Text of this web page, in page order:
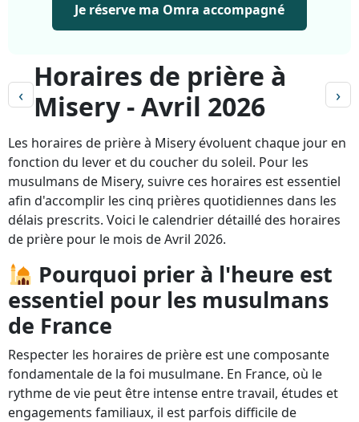
Je réserve ma Omra accompagné
‹
Horaires de prière à
Misery - Avril 2026
›
Les horaires de prière à Misery évoluent chaque jour en
fonction du lever et du coucher du soleil. Pour les
musulmans de Misery, suivre ces horaires est essentiel
afin d'accomplir les cinq prières quotidiennes dans les
délais prescrits. Voici le calendrier détaillé des horaires
de prière pour le mois de Avril 2026.
Pourquoi prier à l'heure est
essentiel pour les musulmans
de France
Respecter les horaires de prière est une composante
fondamentale de la foi musulmane. En France, où le
rythme de vie peut être intense entre travail, études et
engagements familiaux, il est parfois difficile de